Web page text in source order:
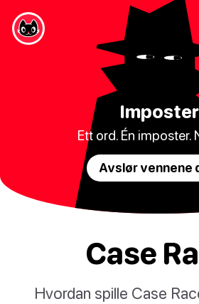
Imposter
Ett ord. Én imposter.
Avslør vennene
Case
Hvordan spille Case